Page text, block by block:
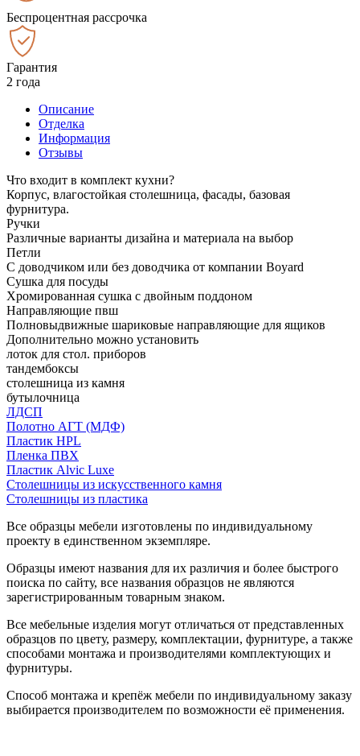
Беспроцентная рассрочка
Гарантия
2 года
Описание
Отделка
Информация
Отзывы
Что входит в комплект кухни?
Корпус, влагостойкая столешница, фасады, базовая
фурнитура.
Ручки
Различные варианты дизайна и материала на выбор
Петли
С доводчиком или без доводчика от компании Boyard
Сушка для посуды
Хромированная сушка с двойным поддоном
Направляющие пвш
Полновыдвижные шариковые направляющие для ящиков
Дополнительно можно установить
лоток для стол. приборов
тандембоксы
столешница из камня
бутылочница
ЛДСП
Полотно АГТ (МДФ)
Пластик HPL
Пленка ПВХ
Пластик Alvic Luxe
Столешницы из искусственного камня
Столешницы из пластика
Все образцы мебели изготовлены по индивидуальному
проекту в единственном экземпляре.
Образцы имеют названия для их различия и более быстрого
поиска по сайту, все названия образцов не являются
зарегистрированным товарным знаком.
Все мебельные изделия могут отличаться от представленных
образцов по цвету, размеру, комплектации, фурнитуре, а также
способами монтажа и производителями комплектующих и
фурнитуры.
Способ монтажа и крепёж мебели по индивидуальному заказу
выбирается производителем по возможности её применения.